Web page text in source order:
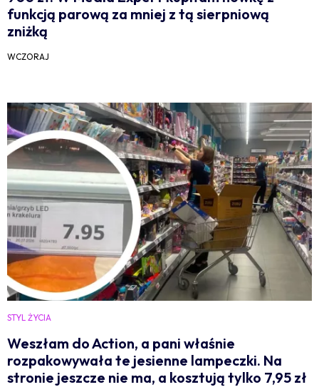
funkcją parową za mniej z tą sierpniową
zniżką
WCZORAJ
STYL ŻYCIA
Weszłam do Action, a pani właśnie
rozpakowywała te jesienne lampeczki. Na
stronie jeszcze nie ma, a kosztują tylko 7,95 zł